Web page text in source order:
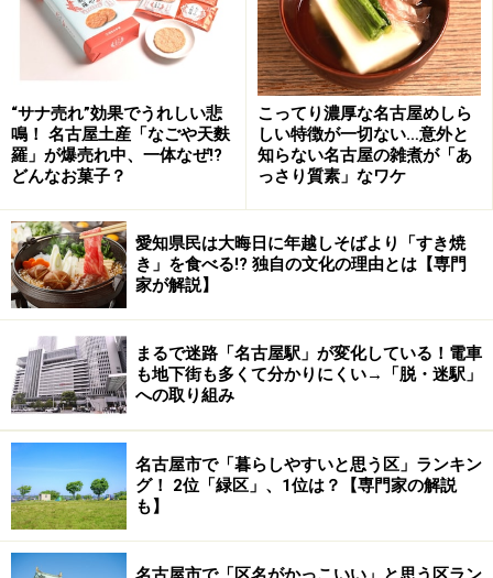
充実してたりする上、料理が結構ウマいんです。そし
て、ライブを終えたミュージシャンが居残って飲んでい
くこともしばしば。さっきまでステージの上の人だった
彼らと、言葉を交わしたり、一緒に飲んだりできるチャ
ンスもあるのです。
白ワインとトマトソース仕立てのTOKUZOチキンライス、青
じそとブラックオリーブの特製手打ちピザ各800円
10周年記念として歴代の人気季節メニューをリバイバル
得三の前身は、同じく今池にあった「オープンハウス」
（1971～91年）。アングラな町・今池の象徴的存在だっ
た、伝説のブルース喫茶兼ライブハウス兼飲み屋でし
た。かの近藤房之助さん（『踊るポンポコリン』の“イン
“サナ売れ”効果でうれしい悲
鳴！ 名古屋土産「なごや天麩
羅」が爆売れ中、一体なぜ!?
どんなお菓子？
こってり濃厚な名古屋めしら
しい特徴が一切ない…意外と
知らない名古屋の雑煮が「あ
っさり質素」なワケ
愛知県民は大晦日に年越しそばより「すき焼
き」を食べる!? 独自の文化の理由とは【専門
家が解説】
まるで迷路「名古屋駅」が変化している！電車
も地下街も多くて分かりにくい→「脱・迷駅」
への取り組み
名古屋市で「暮らしやすいと思う区」ランキン
グ！ 2位「緑区」、1位は？【専門家の解説
も】